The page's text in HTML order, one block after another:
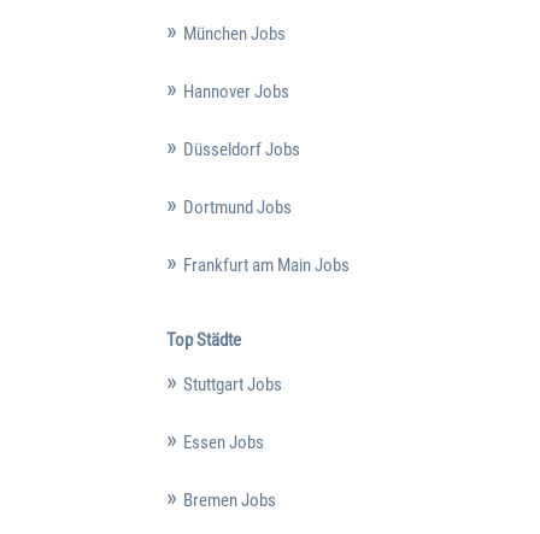
München Jobs
Hannover Jobs
Düsseldorf Jobs
Dortmund Jobs
Frankfurt am Main Jobs
Top Städte
Stuttgart Jobs
Essen Jobs
Bremen Jobs